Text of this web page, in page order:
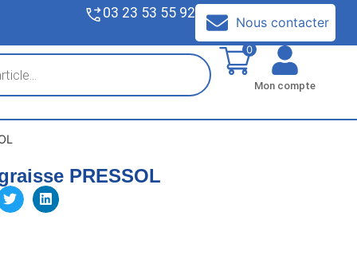
03 23 53 55 92
Nous contacter
0
Mon compte
PRESSOL